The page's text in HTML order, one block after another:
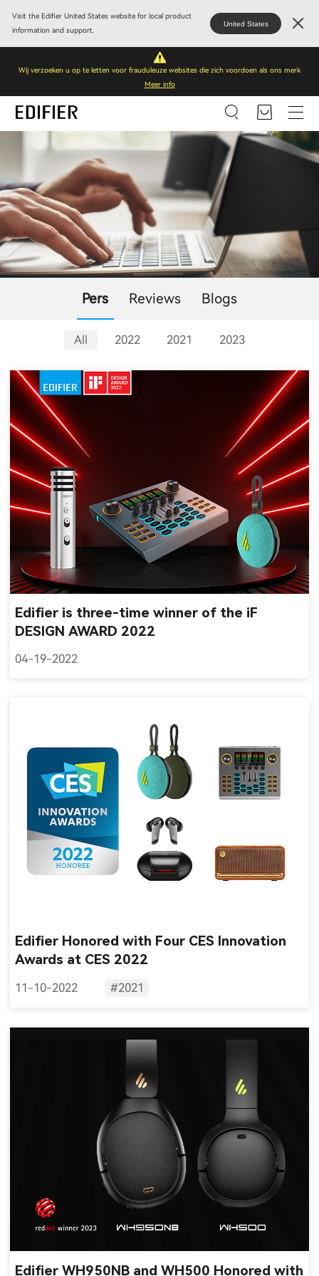
Visit the Edifier United States website for local product
information and support.
United States
Wij verzoeken u op te letten voor frauduleuze websites die zich voordoen als ons merk
Meer info
Pers Reviews Blogs
All 2022 2021 2023
Edifier is three-time winner of the iF
DESIGN AWARD 2022
04-19-2022
Edifier Honored with Four CES Innovation
Awards at CES 2022
11-10-2022 #2021
Edifier WH950NB and WH500 Honored with